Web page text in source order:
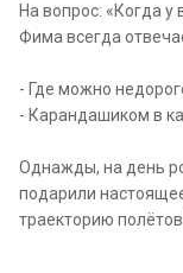
На вопрос: «Когда у
Фима всегда
- Где можно
- Карандашиком в
Однажды, на день
подарили
траекторию